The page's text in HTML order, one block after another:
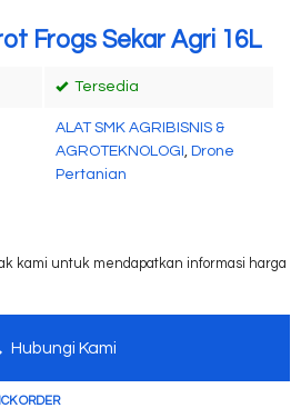
Frogs Sekar Agri 16L
Tersedia
ALAT SMK AGRIBISNIS &
AGROTEKNOLOGI , Drone
Pertanian
kami untuk mendapatkan informasi harga
Hubungi Kami
ORDER